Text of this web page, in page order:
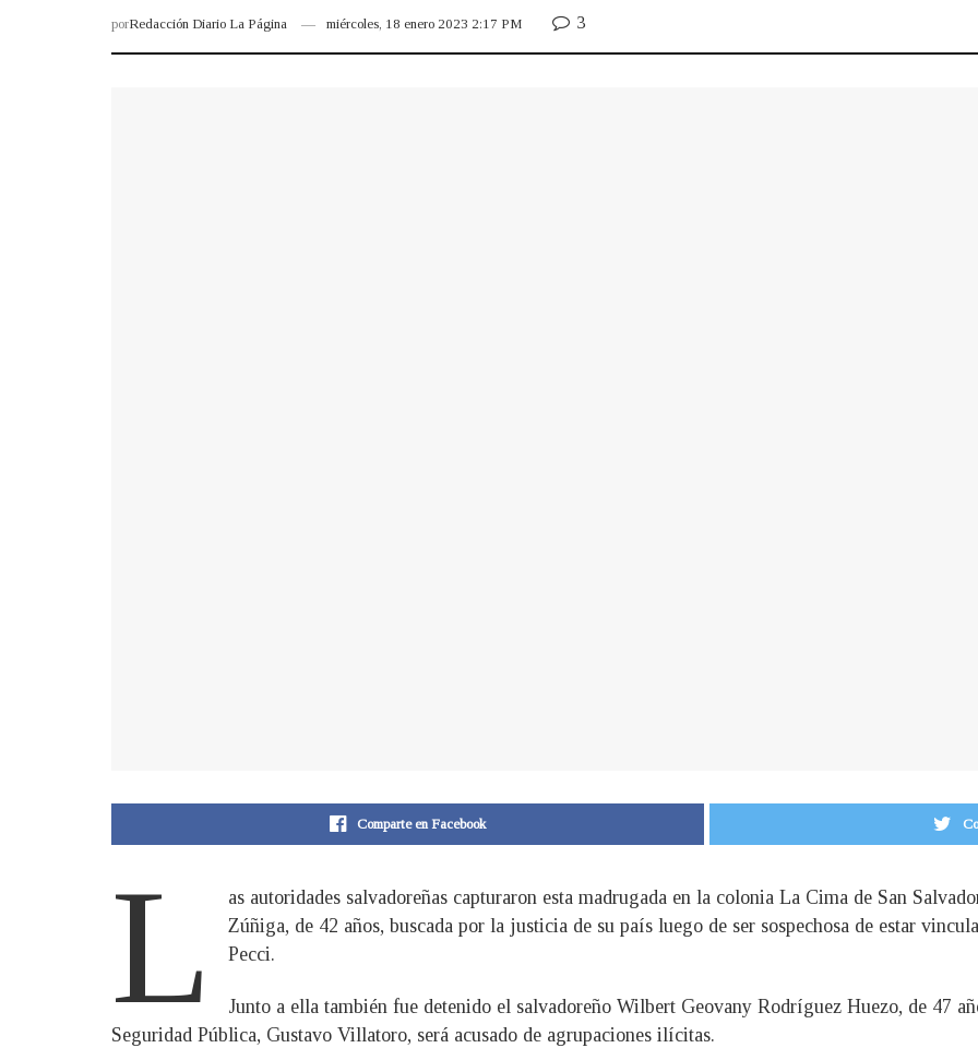
porRedacción Diario La Página miércoles, 18 enero 2023 2:17 PM 3
Comparte en Facebook
L
as autoridades salvadoreñas capturaron esta madrugada en la colonia La Cima de San
Zúñiga, de 42 años, buscada por la justicia de su país luego de ser sospechosa de estar
Pecci.
Junto a ella también fue detenido el salvadoreño Wilbert Geovany Rodríguez Huezo, de 47
Seguridad Pública, Gustavo Villatoro, será acusado de agrupaciones ilícitas.